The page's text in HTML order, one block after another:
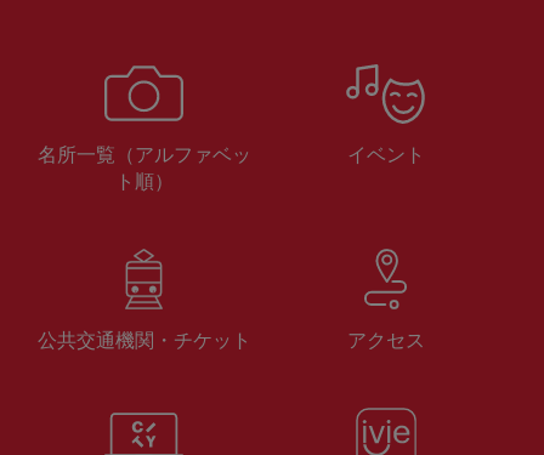
名所一覧（アルファベッ
ト順）
イベント
公共交通機関・チケット アクセス